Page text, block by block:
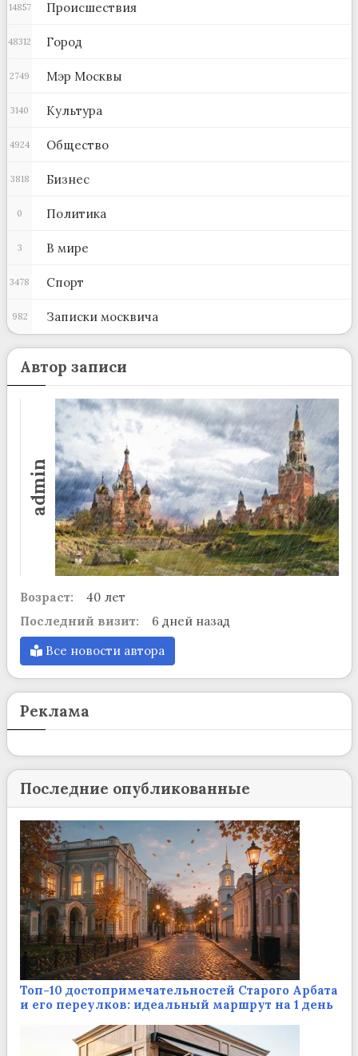
Происшествия
14857
Город
48312
Мэр Москвы
2749
Культура
3140
Общество
4924
Бизнес
3818
Политика
0
В мире
3
Спорт
3478
Записки москвича
982
Автор записи
admin
Возраст:
40 лет
Последний визит:
6 дней назад
Все новости автора
Реклама
Последние опубликованные
Топ-10 достопримечательностей Старого Арбата
и его переулков: идеальный маршрут на 1 день